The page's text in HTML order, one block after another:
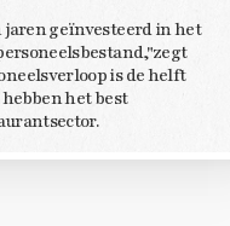
jaren geïnvesteerd in het
is de helft
het best